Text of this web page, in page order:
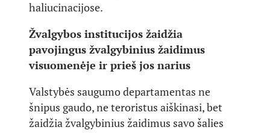
haliucinacijose.
Žvalgybos institucijos žaidžia
pavojingus žvalgybinius žaidimus
visuomenėje ir prieš jos narius
Valstybės saugumo departamentas ne
šnipus gaudo, ne teroristus aiškinasi, bet
žaidžia žvalgybinius žaidimus savo šalies